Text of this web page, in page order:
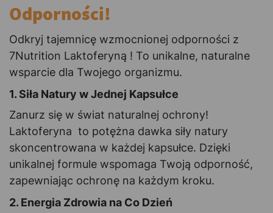
Odporności!
Odkryj tajemnicę wzmocnionej odporności z
7Nutrition Laktoferyną ! To unikalne, naturalne
wsparcie dla Twojego organizmu.
1. Siła Natury w Jednej Kapsułce
Zanurz się w świat naturalnej ochrony!
Laktoferyna to potężna dawka siły natury
skoncentrowana w każdej kapsułce. Dzięki
unikalnej formule wspomaga Twoją odporność,
zapewniając ochronę na każdym kroku.
2. Energia Zdrowia na Co Dzień